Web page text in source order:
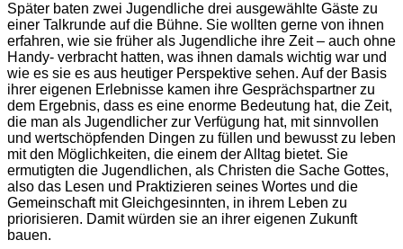
Später baten zwei Jugendliche drei ausgewählte Gäste zu
einer Talkrunde auf die Bühne. Sie wollten gerne von ihnen
erfahren, wie sie früher als Jugendliche ihre Zeit – auch ohne
Handy- verbracht hatten, was ihnen damals wichtig war und
wie es sie es aus heutiger Perspektive sehen. Auf der Basis
ihrer eigenen Erlebnisse kamen ihre Gesprächspartner zu
dem Ergebnis, dass es eine enorme Bedeutung hat, die Zeit,
die man als Jugendlicher zur Verfügung hat, mit sinnvollen
und wertschöpfenden Dingen zu füllen und bewusst zu leben
mit den Möglichkeiten, die einem der Alltag bietet. Sie
ermutigten die Jugendlichen, als Christen die Sache Gottes,
also das Lesen und Praktizieren seines Wortes und die
Gemeinschaft mit Gleichgesinnten, in ihrem Leben zu
priorisieren. Damit würden sie an ihrer eigenen Zukunft
bauen.